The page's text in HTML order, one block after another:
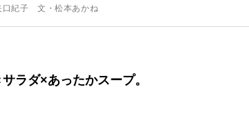
口紀子 文・松本あかね
ラダ×あったかスープ。